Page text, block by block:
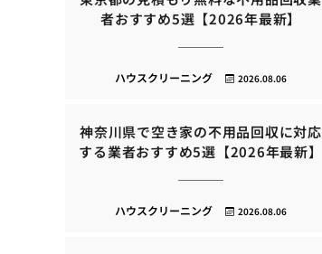
者おすすめ5選【2026年最新】
2026.08.06
ハウスクリーニング
神奈川県で空き家の不用品回収に対応
する業者おすすめ5選【2026年最新】
2026.08.06
ハウスクリーニング